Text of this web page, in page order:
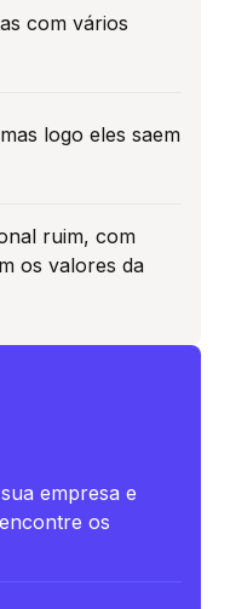
com vários
logo eles saem
ruim, com
os valores da
empresa e
os